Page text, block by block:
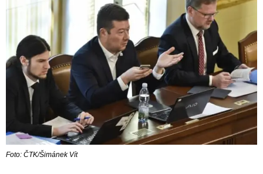
Foto: ČTK/Šimánek Vít